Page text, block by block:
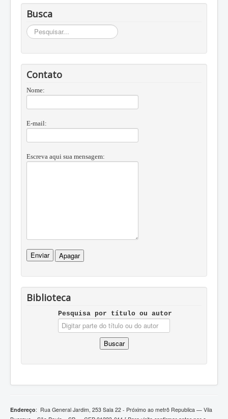
Busca
Busca
Contato
Nome:
E-mail:
Escreva aqui sua mensagem:
Biblioteca
Pesquisa por tí­tulo ou autor
Endereço: Rua General Jardim, 253 Sala 22 - Próximo ao metrô Republica — Vila